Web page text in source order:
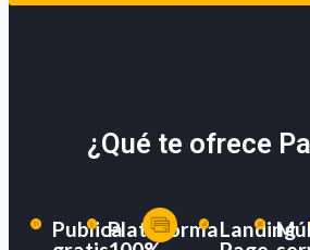
¿Qué te ofrece
PublicaPlataformaLanding